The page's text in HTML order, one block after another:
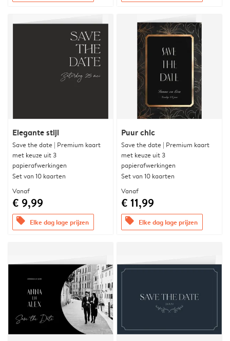
Elegante stijl
Save the date | Premium kaart
met keuze uit 3
papierafwerkingen
Set van 10 kaarten
Vanaf
€ 9,99
offers Elke dag lage prijzen
Puur chic
Save the date | Premium kaart
met keuze uit 3
papierafwerkingen
Set van 10 kaarten
Vanaf
€ 11,99
offers Elke dag lage prijzen